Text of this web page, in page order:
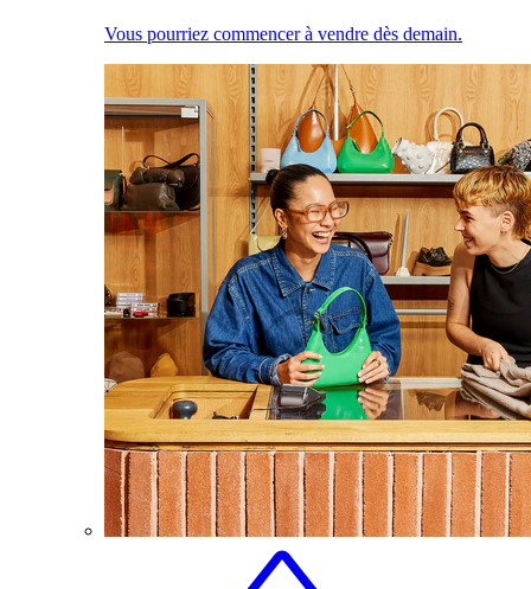
Vous pourriez commencer à vendre dès demain.